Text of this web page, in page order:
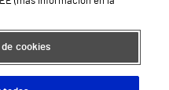
en el trabajo
cookies